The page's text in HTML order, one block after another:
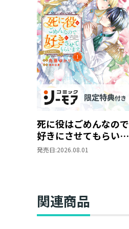
死に役はごめんなので
好きにさせてもらいま
す@COMIC 第1巻【シ
発売日:2026.08.01
関連商品